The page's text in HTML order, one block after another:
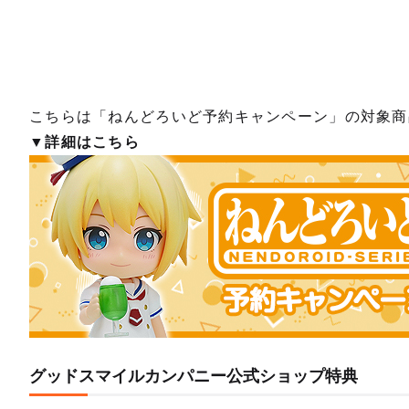
こちらは「ねんどろいど予約キャンペーン」の対象
▼詳細はこちら
グッドスマイルカンパニー公式ショップ特典